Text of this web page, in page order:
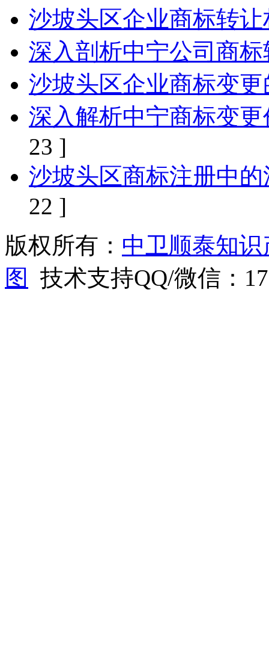
沙坡头区企业商标转
深入剖析中宁公司商
沙坡头区企业商标变
深入解析中宁商标变
23 ]
沙坡头区商标注册中
22 ]
版权所有： 中卫顺泰知
图
技术支持QQ/微信：